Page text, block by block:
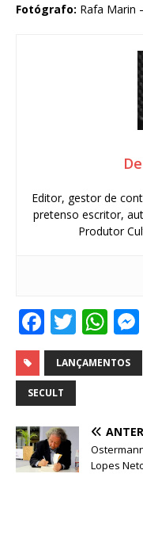
Fotógrafo: Rafa Marin
Editor, gestor de
pretenso escritor,
Produtor
F
a
c
e
b
o
o
T
w
it
r
W
h
at
A
p
p
LANÇAMENTOS
SECULT
Lopes